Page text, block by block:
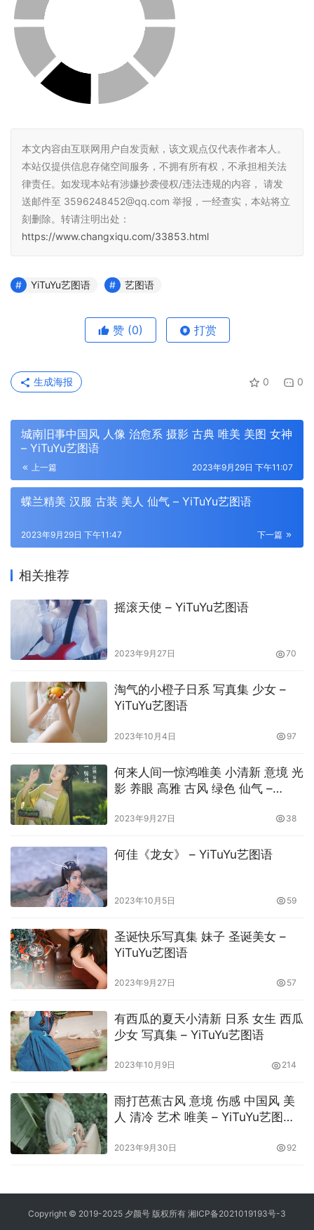
本文内容由互联网用户自发贡献，该文观点仅代表作者本人。
本站仅提供信息存储空间服务，不拥有所有权，不承担相关法
律责任。如发现本站有涉嫌抄袭侵权/违法违规的内容， 请发
送邮件至 3596248452@qq.com 举报，一经查实，本站将立
刻删除。转请注明出处：
https://www.changxiqu.com/33853.html
YiTuYu艺图语 艺图语
赞 (0) 打赏
0 0
生成海报
城南旧事中国风 人像 治愈系 摄影 古典 唯美 美图 女神
– YiTuYu艺图语
上一篇 2023年9月29日 下午11:07
蝶兰精美 汉服 古装 美人 仙气 – YiTuYu艺图语
下一篇
2023年9月29日 下午11:47
相关推荐
摇滚天使 – YiTuYu艺图语
2023年9月27日 70
淘气的小橙子日系 写真集 少女 –
YiTuYu艺图语
2023年10月4日 97
何来人间一惊鸿唯美 小清新 意境 光
影 养眼 高雅 古风 绿色 仙气 –
2023年9月27日 38
何佳《龙女》 – YiTuYu艺图语
2023年10月5日 59
圣诞快乐写真集 妹子 圣诞美女 –
YiTuYu艺图语
2023年9月27日 57
有西瓜的夏天小清新 日系 女生 西瓜
少女 写真集 – YiTuYu艺图语
2023年10月9日 214
雨打芭蕉古风 意境 伤感 中国风 美
人 清冷 艺术 唯美 – YiTuYu艺图语
2023年9月30日 92
Copyright © 2019-2025 夕颜号 版权所有 湘ICP备2021019193号-3